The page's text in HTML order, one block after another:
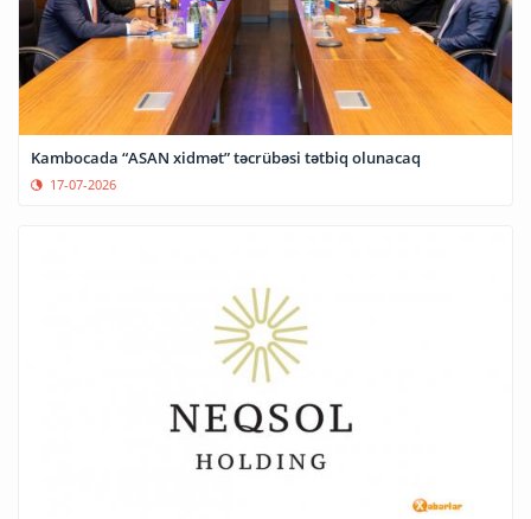
Kambocada “ASAN xidmət” təcrübəsi tətbiq olunacaq
17-07-2026